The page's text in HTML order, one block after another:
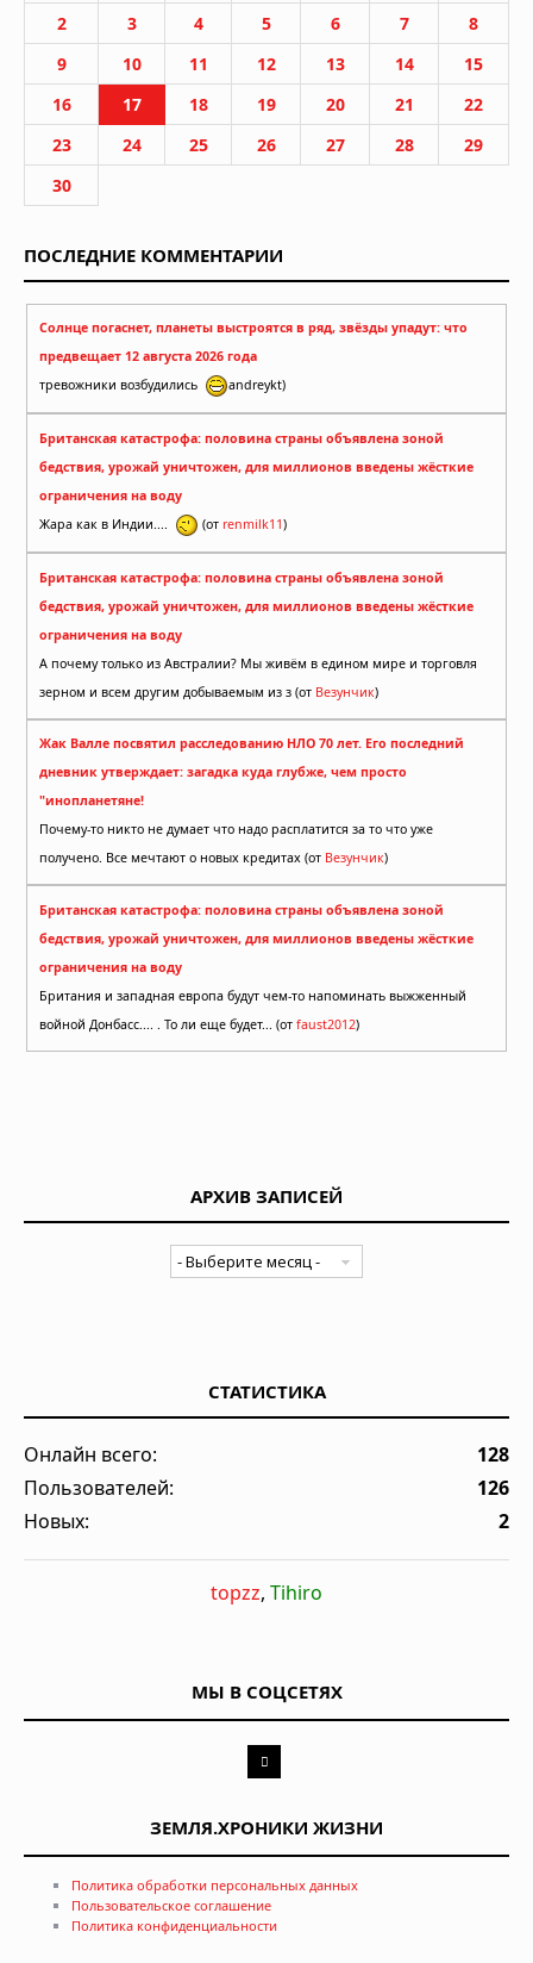
2
3 4 5 6 7
8
9
10 11 12 13 14
15
16
17 18 19 20 21
22
23
24 25 26 27 28
29
30
ПОСЛЕДНИЕ КОММЕНТАРИИ
Солнце погаснет, планеты выстроятся в ряд, звёзды упадут: что
предвещает 12 августа 2026 года
тревожники возбудились
andreykt)
Британская катастрофа: половина страны объявлена зоной
бедствия, урожай уничтожен, для миллионов введены жёсткие
ограничения на воду
Жара как в Индии....
(от renmilk11)
Британская катастрофа: половина страны объявлена зоной
бедствия, урожай уничтожен, для миллионов введены жёсткие
ограничения на воду
А почему только из Австралии? Мы живём в едином мире и торговля
зерном и всем другим добываемым из з (от Везунчик)
Жак Валле посвятил расследованию НЛО 70 лет. Его последний
дневник утверждает: загадка куда глубже, чем просто
"инопланетяне!
Почему-то никто не думает что надо расплатится за то что уже
получено. Все мечтают о новых кредитах (от Везунчик)
Британская катастрофа: половина страны объявлена зоной
бедствия, урожай уничтожен, для миллионов введены жёсткие
ограничения на воду
Британия и западная европа будут чем-то напоминать выжженный
войной Донбасс.... . То ли еще будет... (от faust2012)
АРХИВ ЗАПИСЕЙ
СТАТИСТИКА
Онлайн всего:
128
Пользователей:
126
Новых:
2
topzz, Tihiro
МЫ В СОЦСЕТЯХ
ЗЕМЛЯ.ХРОНИКИ ЖИЗНИ
Политика обработки персональных данных
Пользовательское соглашение
Политика конфиденциальности